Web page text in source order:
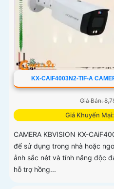
KX-CAIF4003N2-TIF-A
Giá Bán:
Giá Khuyến
CAMERA KBVISION KX-
để sử dụng trong nhà hoặc
ảnh sắc nét và tính năng độc
hỗ trợ hồng...